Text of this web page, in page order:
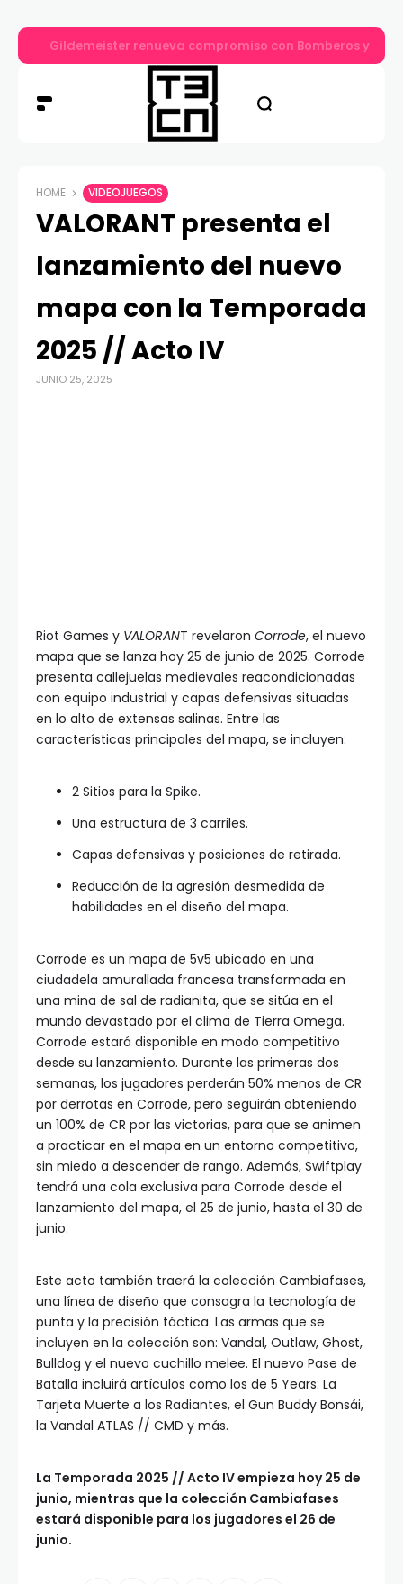
Gildemeister renueva compromiso con Bomberos y
HOME VIDEOJUEGOS
VALORANT presenta el
lanzamiento del nuevo
mapa con la Temporada
2025 // Acto IV
JUNIO 25, 2025
Riot Games y VALORANT revelaron Corrode, el nuevo
mapa que se lanza hoy 25 de junio de 2025. Corrode
presenta callejuelas medievales reacondicionadas
con equipo industrial y capas defensivas situadas
en lo alto de extensas salinas. Entre las
características principales del mapa, se incluyen:
2 Sitios para la Spike.
Una estructura de 3 carriles.
Capas defensivas y posiciones de retirada.
Reducción de la agresión desmedida de
habilidades en el diseño del mapa.
Corrode es un mapa de 5v5 ubicado en una
ciudadela amurallada francesa transformada en
una mina de sal de radianita, que se sitúa en el
mundo devastado por el clima de Tierra Omega.
Corrode estará disponible en modo competitivo
desde su lanzamiento. Durante las primeras dos
semanas, los jugadores perderán 50% menos de CR
por derrotas en Corrode, pero seguirán obteniendo
un 100% de CR por las victorias, para que se animen
a practicar en el mapa en un entorno competitivo,
sin miedo a descender de rango. Además, Swiftplay
tendrá una cola exclusiva para Corrode desde el
lanzamiento del mapa, el 25 de junio, hasta el 30 de
junio.
Este acto también traerá la colección Cambiafases,
una línea de diseño que consagra la tecnología de
punta y la precisión táctica. Las armas que se
incluyen en la colección son: Vandal, Outlaw, Ghost,
Bulldog y el nuevo cuchillo melee. El nuevo Pase de
Batalla incluirá artículos como los de 5 Years: La
Tarjeta Muerte a los Radiantes, el Gun Buddy Bonsái,
la Vandal ATLAS // CMD y más.
La Temporada 2025 // Acto IV empieza hoy 25 de
junio, mientras que la colección Cambiafases
estará disponible para los jugadores el 26 de
junio.